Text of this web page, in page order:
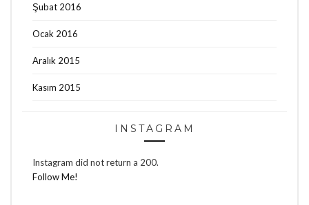
Şubat 2016
Ocak 2016
Aralık 2015
Kasım 2015
INSTAGRAM
Instagram did not return a 200.
Follow Me!